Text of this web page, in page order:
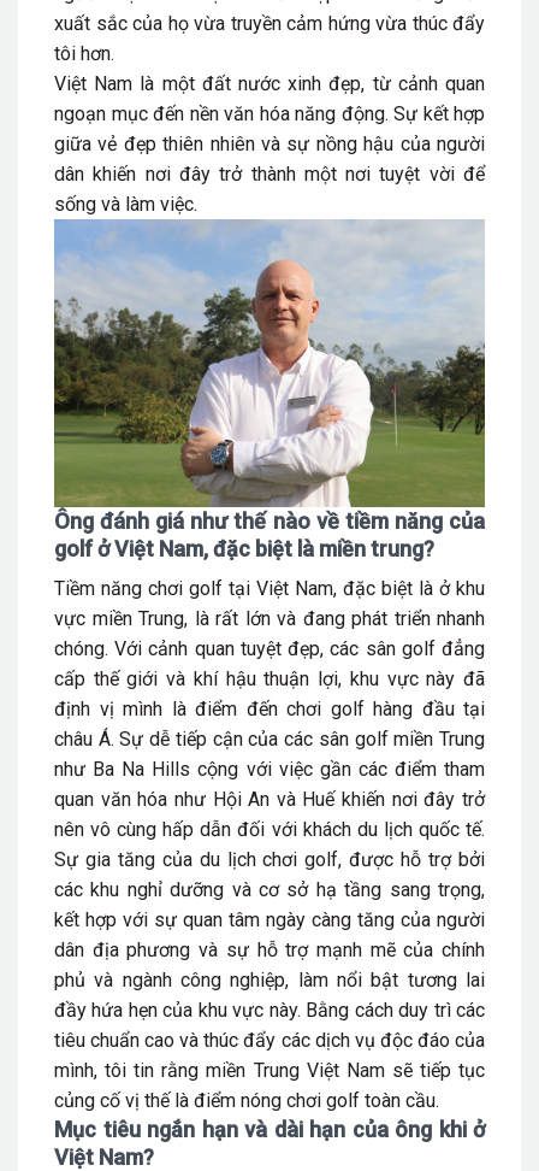
xuất sắc của họ vừa truyền cảm hứng vừa thúc đẩy
tôi hơn.
Việt Nam là một đất nước xinh đẹp, từ cảnh quan
ngoạn mục đến nền văn hóa năng động. Sự kết hợp
giữa vẻ đẹp thiên nhiên và sự nồng hậu của người
dân khiến nơi đây trở thành một nơi tuyệt vời để
sống và làm việc.
Ông đánh giá như thế nào về tiềm năng của
golf ở Việt Nam, đặc biệt là miền trung?
Tiềm năng chơi golf tại Việt Nam, đặc biệt là ở khu
vực miền Trung, là rất lớn và đang phát triển nhanh
chóng. Với cảnh quan tuyệt đẹp, các sân golf đẳng
cấp thế giới và khí hậu thuận lợi, khu vực này đã
định vị mình là điểm đến chơi golf hàng đầu tại
châu Á. Sự dễ tiếp cận của các sân golf miền Trung
như Ba Na Hills cộng với việc gần các điểm tham
quan văn hóa như Hội An và Huế khiến nơi đây trở
nên vô cùng hấp dẫn đối với khách du lịch quốc tế.
Sự gia tăng của du lịch chơi golf, được hỗ trợ bởi
các khu nghỉ dưỡng và cơ sở hạ tầng sang trọng,
kết hợp với sự quan tâm ngày càng tăng của người
dân địa phương và sự hỗ trợ mạnh mẽ của chính
phủ và ngành công nghiệp, làm nổi bật tương lai
đầy hứa hẹn của khu vực này. Bằng cách duy trì các
tiêu chuẩn cao và thúc đẩy các dịch vụ độc đáo của
mình, tôi tin rằng miền Trung Việt Nam sẽ tiếp tục
củng cố vị thế là điểm nóng chơi golf toàn cầu.
Mục tiêu ngắn hạn và dài hạn của ông khi ở
Việt Nam?